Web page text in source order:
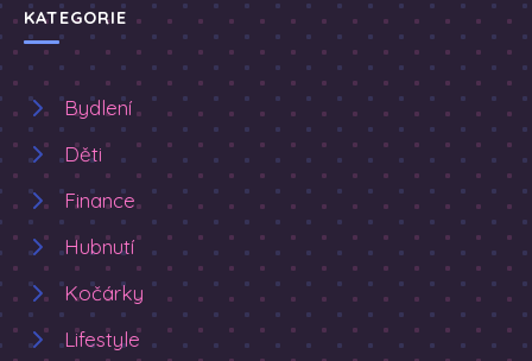
KATEGORIE
Bydlení
Děti
Finance
Hubnutí
Kočárky
Lifestyle